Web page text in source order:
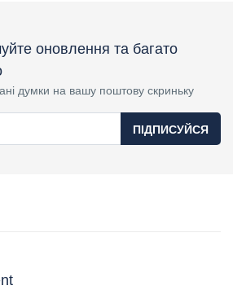
оновлення та багато
думки на вашу поштову скриньку
ПІДПИСУЙСЯ